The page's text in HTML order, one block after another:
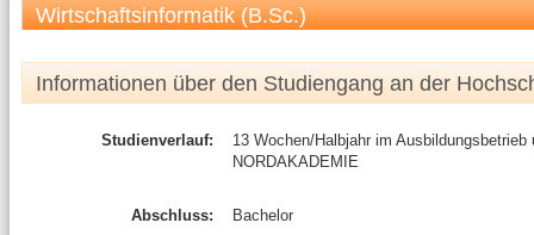
Wirtschaftsinformatik (B.Sc.)
Informationen über den Studiengang an der
Studienverlauf:
13 Wochen/Halbjahr im
NORDAKADEMIE
Abschluss:
Bachelor